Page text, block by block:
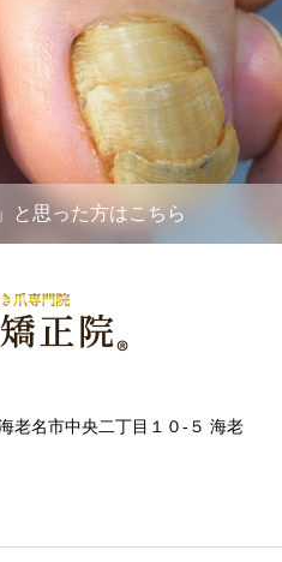
と思った方はこちら
老名市中央二丁目１０-５ 海老